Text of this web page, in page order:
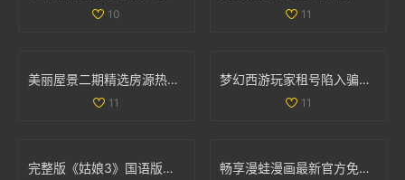
10 11
美丽屋景二期精选房源热销中，抓住机会买房吧
11
梦幻西游玩家租号陷入骗局 CBG应优化租赁功能保障权益
11
完整版《姑娘3》国语版在线免费观看的最新资源分享 畅享漫蛙漫画最新官方免费版下载安装体验攻略